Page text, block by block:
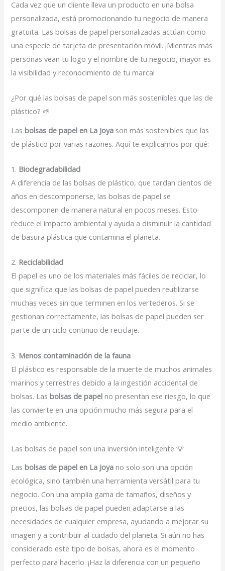
Cada vez que un cliente lleva un producto en una bolsa
personalizada, está promocionando tu negocio de manera
gratuita. Las bolsas de papel personalizadas actúan como
una especie de tarjeta de presentación móvil. ¡Mientras más
personas vean tu logo y el nombre de tu negocio, mayor es
la visibilidad y reconocimiento de tu marca!
¿Por qué las bolsas de papel son más sostenibles que las de
plástico? 🌱
Lasbolsas de papel en La Joya son más sostenibles que las
de plástico por varias razones. Aquí te explicamos por qué:
1. Biodegradabilidad
A diferencia de las bolsas de plástico, que tardan cientos de
años en descomponerse, las bolsas de papel se
descomponen de manera natural en pocos meses. Esto
reduce el impacto ambiental y ayuda a disminuir la cantidad
de basura plástica que contamina el planeta.
2. Reciclabilidad
El papel es uno de los materiales más fáciles de reciclar, lo
que significa que las bolsas de papel pueden reutilizarse
muchas veces sin que terminen en los vertederos. Si se
gestionan correctamente, las bolsas de papel pueden ser
parte de un ciclo continuo de reciclaje.
3. Menos contaminación de la fauna
El plástico es responsable de la muerte de muchos animales
marinos y terrestres debido a la ingestión accidental de
bolsas. Lasbolsas de papel no presentan ese riesgo, lo que
las convierte en una opción mucho más segura para el
medio ambiente.
Las bolsas de papel son una inversión inteligente 💡
Lasbolsas de papel en La Joya no solo son una opción
ecológica, sino también una herramienta versátil para tu
negocio. Con una amplia gama de tamaños, diseños y
precios, las bolsas de papel pueden adaptarse a las
necesidades de cualquier empresa, ayudando a mejorar su
imagen y a contribuir al cuidado del planeta. Si aún no has
considerado este tipo de bolsas, ahora es el momento
perfecto para hacerlo. ¡Haz la diferencia con un pequeño